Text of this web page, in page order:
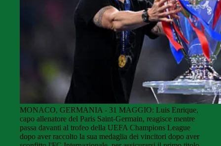
MONACO, GERMANIA - 31 MAGGIO: Luis Enrique,
capo allenatore del Paris Saint-Germain, reagisce mentre
passa davanti al trofeo della UEFA Champions League
dopo aver raccolto la sua medaglia dei vincitori dopo aver